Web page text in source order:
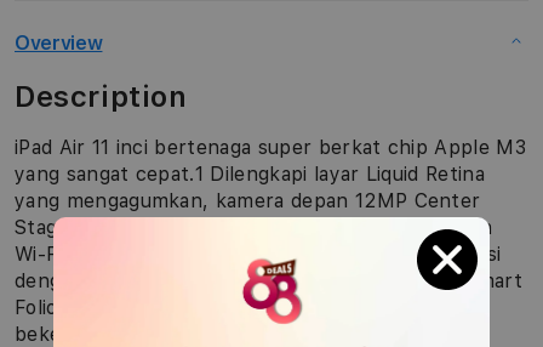
Overview
Description
iPad Air 11 inci bertenaga super berkat chip Apple M3
yang sangat cepat.1 Dilengkapi layar Liquid Retina
yang mengagumkan, kamera depan 12MP Center
Stage untuk panggilan video yang lebih baik, serta
Wi-Fi 6E2 dan 5G super cepat.3 Dan juga berfungsi
dengan Apple Pencil Pro, Magic Keyboard, dan Smart
Folio, sehingga Anda bisa multitasking, belajar,
bekerja, bermain, dan berkarya dari mana saja.